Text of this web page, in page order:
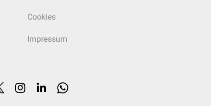
Cookies
Impressum